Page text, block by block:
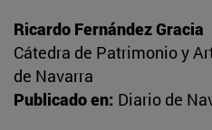
Ricardo Fernández Gracia
Cátedra de Patrimonio y
de Navarra
Publicado en: Diario de